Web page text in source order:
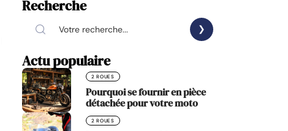
Recherche
Actu populaire
2 ROUES
Pourquoi se fournir en pièce
détachée pour votre moto
2 ROUES